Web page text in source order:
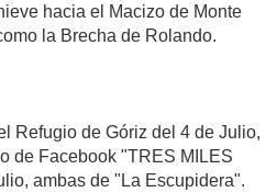
hacia el Macizo de Monte
la Brecha de Rolando.
Refugio de Góriz del 4 de Julio,
de Facebook "TRES MILES
ambas de "La Escupidera".